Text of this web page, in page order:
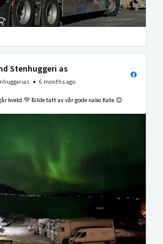
Stenhuggeri as
6 months ago
kveld.💚 Bilde tatt av vår gode nabo Kate.😊